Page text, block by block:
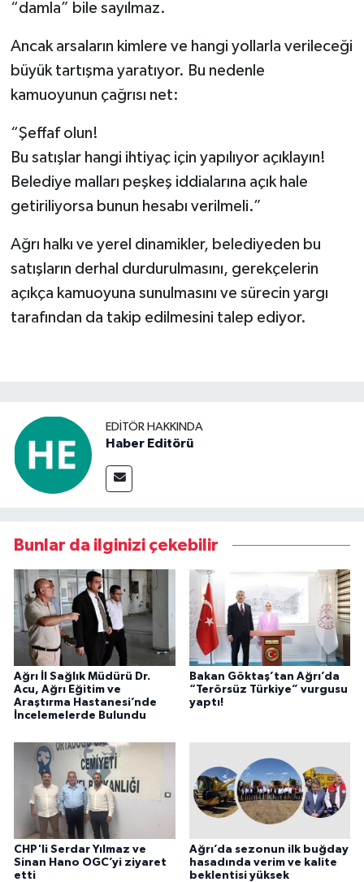
“damla” bile sayılmaz.
Ancak arsaların kimlere ve hangi yollarla verileceği
büyük tartışma yaratıyor. Bu nedenle
kamuoyunun çağrısı net:
“Şeffaf olun!
Bu satışlar hangi ihtiyaç için yapılıyor açıklayın!
Belediye malları peşkeş iddialarına açık hale
getiriliyorsa bunun hesabı verilmeli.”
Ağrı halkı ve yerel dinamikler, belediyeden bu
satışların derhal durdurulmasını, gerekçelerin
açıkça kamuoyuna sunulmasını ve sürecin yargı
tarafından da takip edilmesini talep ediyor.
EDITÖR HAKKINDA
Haber Editörü
Bunlar da ilginizi çekebilir
Ağrı İl Sağlık Müdürü Dr.
Acu, Ağrı Eğitim ve
Araştırma Hastanesi’nde
İncelemelerde Bulundu
Bakan Göktaş’tan Ağrı’da
“Terörsüz Türkiye” vurgusu
yaptı!
CHP'li Serdar Yılmaz ve
Sinan Hano OGC’yi ziyaret
etti
Ağrı’da sezonun ilk buğday
hasadında verim ve kalite
beklentisi yüksek